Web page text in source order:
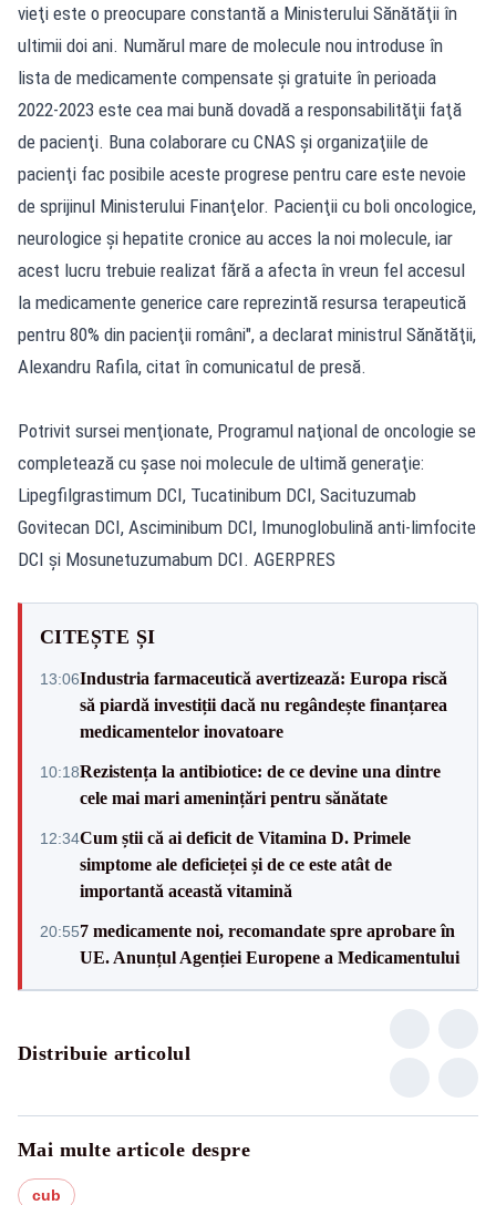
vieţi este o preocupare constantă a Ministerului Sănătăţii în
ultimii doi ani. Numărul mare de molecule nou introduse în
lista de medicamente compensate şi gratuite în perioada
2022-2023 este cea mai bună dovadă a responsabilităţii faţă
de pacienţi. Buna colaborare cu CNAS şi organizaţiile de
pacienţi fac posibile aceste progrese pentru care este nevoie
de sprijinul Ministerului Finanţelor. Pacienţii cu boli oncologice,
neurologice şi hepatite cronice au acces la noi molecule, iar
acest lucru trebuie realizat fără a afecta în vreun fel accesul
la medicamente generice care reprezintă resursa terapeutică
pentru 80% din pacienţii români", a declarat ministrul Sănătăţii,
Alexandru Rafila, citat în comunicatul de presă.
Potrivit sursei menţionate, Programul naţional de oncologie se
completează cu şase noi molecule de ultimă generaţie:
Lipegfilgrastimum DCI, Tucatinibum DCI, Sacituzumab
Govitecan DCI, Asciminibum DCI, Imunoglobulină anti-limfocite
DCI şi Mosunetuzumabum DCI. AGERPRES
CITEȘTE ȘI
13:06Industria farmaceutică avertizează: Europa riscă
să piardă investiții dacă nu regândește finanțarea
medicamentelor inovatoare
10:18Rezistența la antibiotice: de ce devine una dintre
cele mai mari amenințări pentru sănătate
12:34Cum știi că ai deficit de Vitamina D. Primele
simptome ale deficieței și de ce este atât de
importantă această vitamină
20:557 medicamente noi, recomandate spre aprobare în
UE. Anunțul Agenției Europene a Medicamentului
Distribuie articolul
Mai multe articole despre
cub